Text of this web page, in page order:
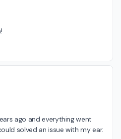
ago and everything went
solved an issue with my ear.